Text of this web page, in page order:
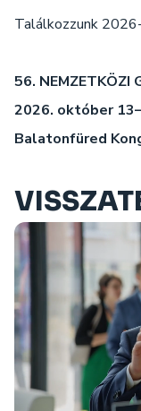
Találkozzunk
56. NEMZETKÖZI
2026. október
Balatonfüred